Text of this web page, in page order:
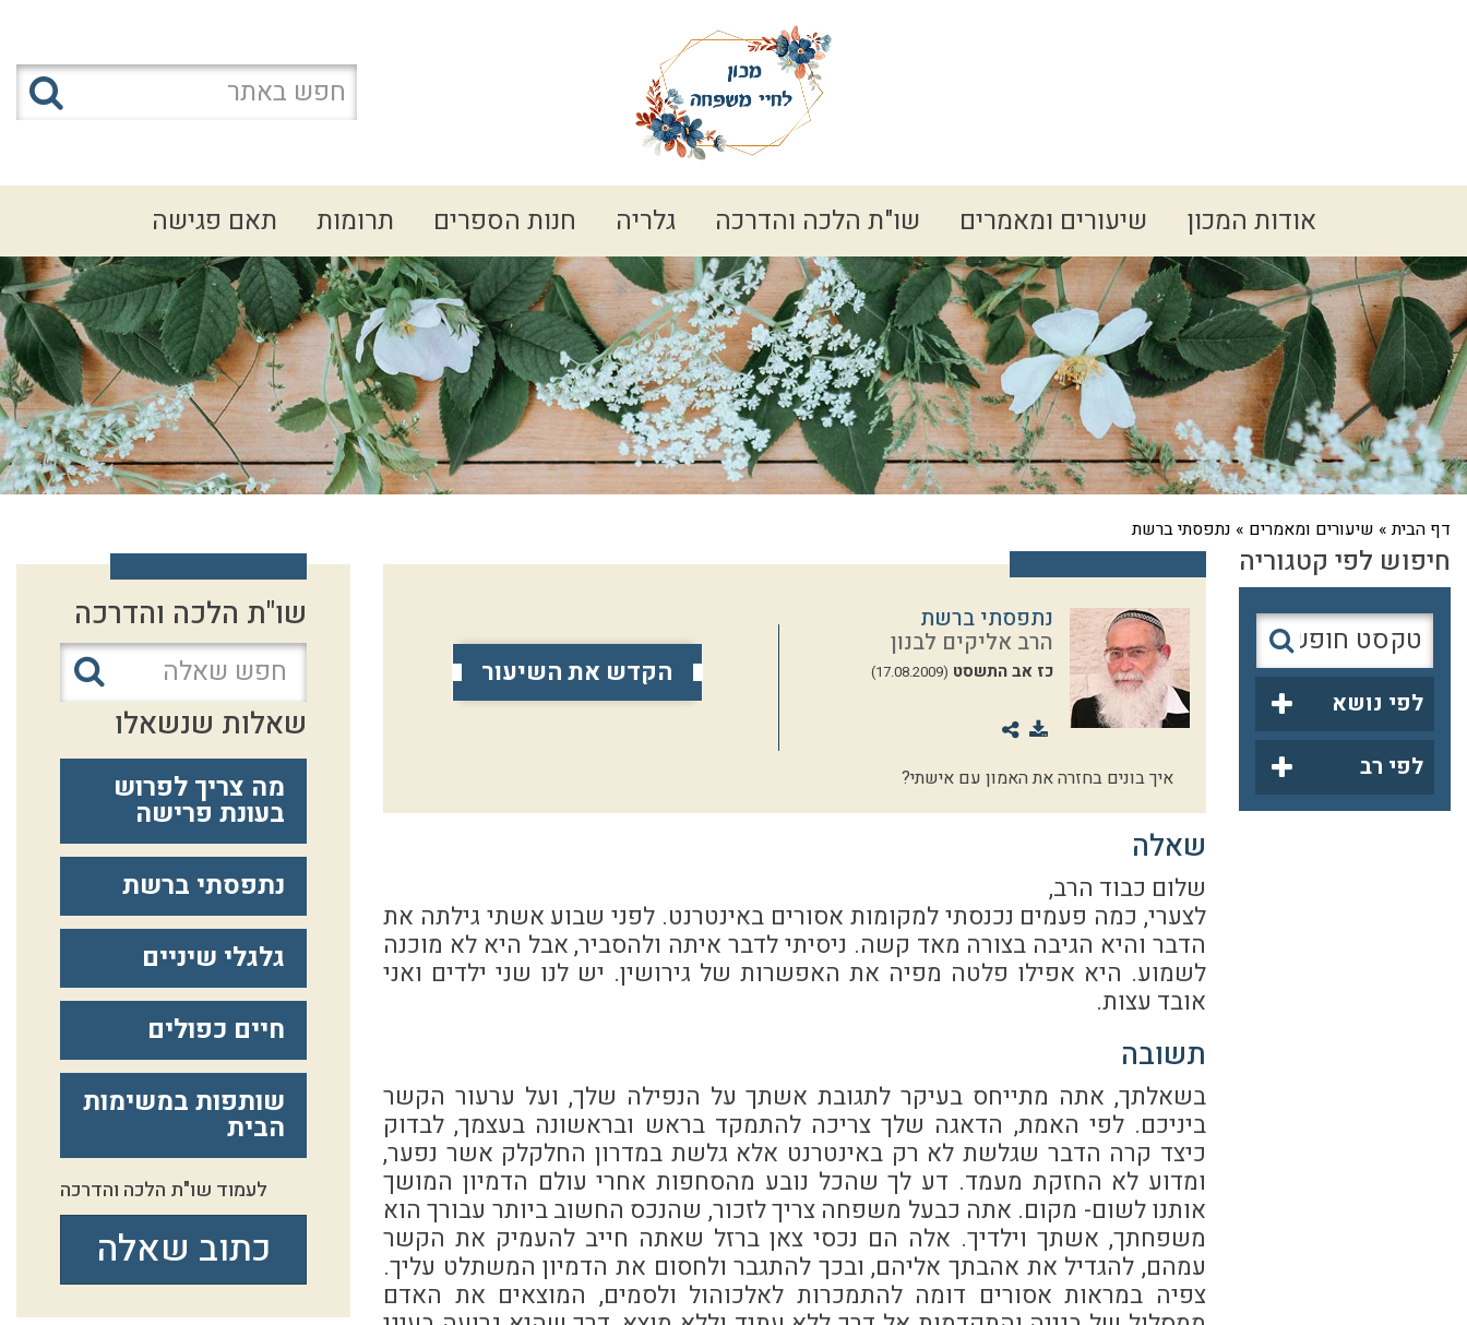
אודות המכון שיעורים ומאמרים שו"ת הלכה והדרכה גלריה חנות הספרים תרומות תאם פגישה
דף הבית» שיעורים ומאמרים » נתפסתי ברשת
חיפוש לפי קטגוריה
לפי נושא
לפי רב
נתפסתי ברשת
הרב אליקים לבנון
כז אב התשסט (17.08.2009) הקדש את השיעור
איך בונים בחזרה את האמון עם אישתי?
שאלה
שלום כבוד הרב,
לצערי, כמה פעמים נכנסתי למקומות אסורים באינטרנט. לפני שבוע אשתי גילתה את
הדבר והיא הגיבה בצורה מאד קשה. ניסיתי לדבר איתה ולהסביר, אבל היא לא מוכנה
לשמוע. היא אפילו פלטה מפיה את האפשרות של גירושין. יש לנו שני ילדים ואני
אובד עצות.
תשובה
בשאלתך, אתה מתייחס בעיקר לתגובת אשתך על הנפילה שלך, ועל ערעור הקשר
ביניכם. לפי האמת, הדאגה שלך צריכה להתמקד בראש ובראשונה בעצמך, לבדוק
כיצד קרה הדבר שגלשת לא רק באינטרנט אלא גלשת במדרון החלקלק אשר נפער,
ומדוע לא החזקת מעמד. דע לך שהכל נובע מהסחפות אחרי עולם הדמיון המושך
אותנו לשום- מקום. אתה כבעל משפחה צריך לזכור, שהנכס החשוב ביותר עבורך הוא
משפחתך, אשתך וילדיך. אלה הם נכסי צאן ברזל שאתה חייב להעמיק את הקשר
עמהם, להגדיל את אהבתך אליהם, ובכך להתגבר ולחסום את הדמיון המשתלט עליך.
צפיה במראות אסורים דומה להתמכרות לאלכוהול ולסמים, המוצאים את האדם
שו"ת הלכה והדרכה
שאלות שנשאלו
מה צריך לפרוש
בעונת פרישה
נתפסתי ברשת
גלגלי שיניים
חיים כפולים
שותפות במשימות
הבית
לעמוד שו"ת הלכה והדרכה
כתוב שאלה